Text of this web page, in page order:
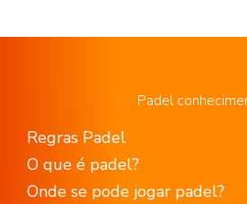
Padel
Regras Padel
O que é padel?
Onde se pode jogar padel?